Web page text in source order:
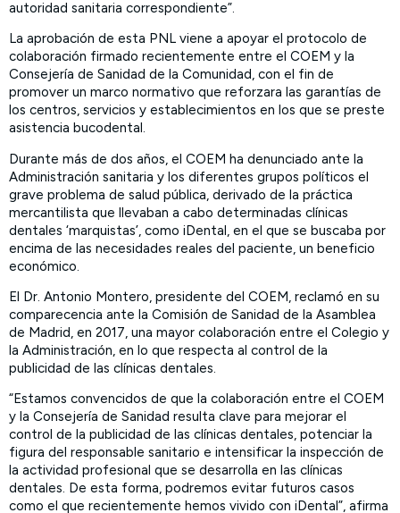
autoridad sanitaria correspondiente”.
La aprobación de esta PNL viene a apoyar el protocolo de
colaboración firmado recientemente entre el COEM y la
Consejería de Sanidad de la Comunidad, con el fin de
promover un marco normativo que reforzara las garantías de
los centros, servicios y establecimientos en los que se preste
asistencia bucodental.
Durante más de dos años, el COEM ha denunciado ante la
Administración sanitaria y los diferentes grupos políticos el
grave problema de salud pública, derivado de la práctica
mercantilista que llevaban a cabo determinadas clínicas
dentales ‘marquistas’, como iDental, en el que se buscaba por
encima de las necesidades reales del paciente, un beneficio
económico.
El Dr. Antonio Montero, presidente del COEM, reclamó en su
comparecencia ante la Comisión de Sanidad de la Asamblea
de Madrid, en 2017, una mayor colaboración entre el Colegio y
la Administración, en lo que respecta al control de la
publicidad de las clínicas dentales.
“Estamos convencidos de que la colaboración entre el COEM
y la Consejería de Sanidad resulta clave para mejorar el
control de la publicidad de las clínicas dentales, potenciar la
figura del responsable sanitario e intensificar la inspección de
la actividad profesional que se desarrolla en las clínicas
dentales. De esta forma, podremos evitar futuros casos
como el que recientemente hemos vivido con iDental”, afirma